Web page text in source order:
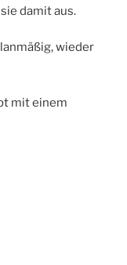
damit aus.
wieder
mit einem